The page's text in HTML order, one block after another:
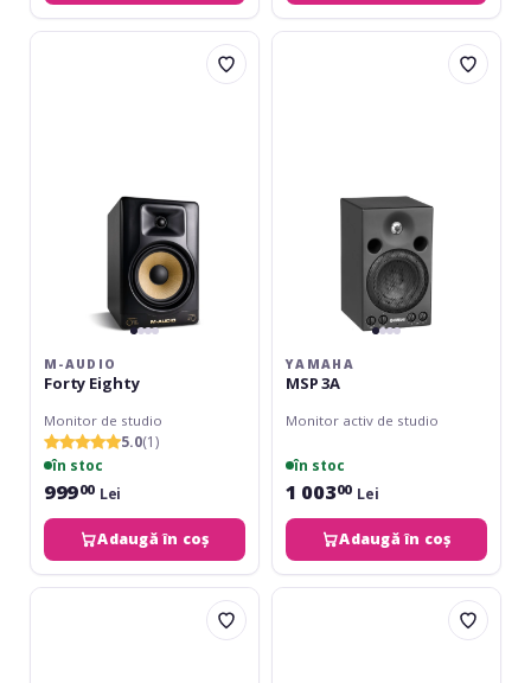
M-
M-AUDIO
Forty Eighty
Monitor de studio
5.0(1)
în stoc
99900 Lei
Adaugă în coș
Yamaha
YAMAHA
MSP 3A
Monitor activ de studio
în stoc
1 00300 Lei
Adaugă în coș
Presonus
Presonus